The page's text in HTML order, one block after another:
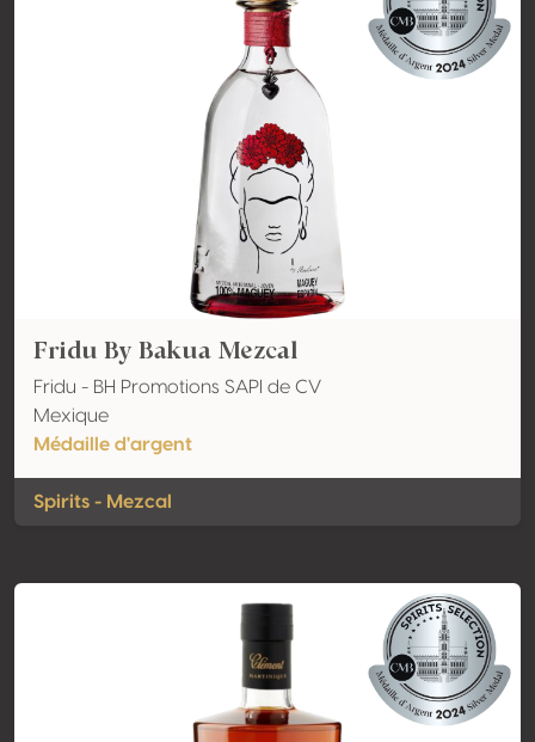
Fridu By Bakua Mezcal
Fridu - BH Promotions SAPI de CV
Mexique
Médaille d'argent
Spirits - Mezcal